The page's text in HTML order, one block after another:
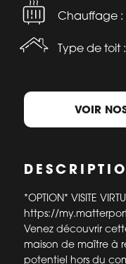
Chauffage :
Type de toit
VOIR
*OPTION* VISITE
https://
Venez découvrir
maison de maître à
potentiel hors du